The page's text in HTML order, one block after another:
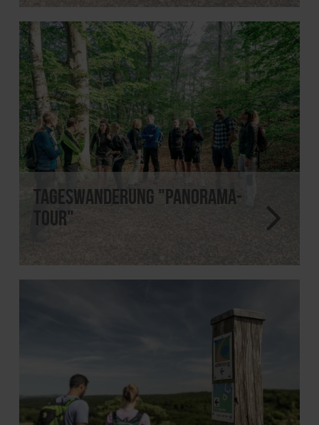
Tageswanderung "Panorama-
Tour"